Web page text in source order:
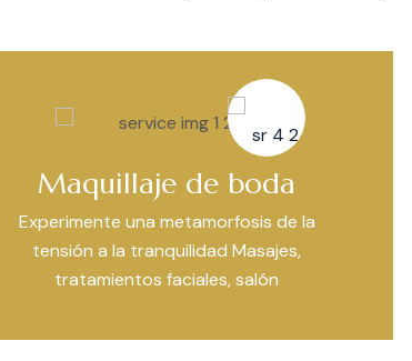
Maquillaje de boda
Experimente una metamorfosis de la
tensión a la tranquilidad Masajes,
tratamientos faciales, salón